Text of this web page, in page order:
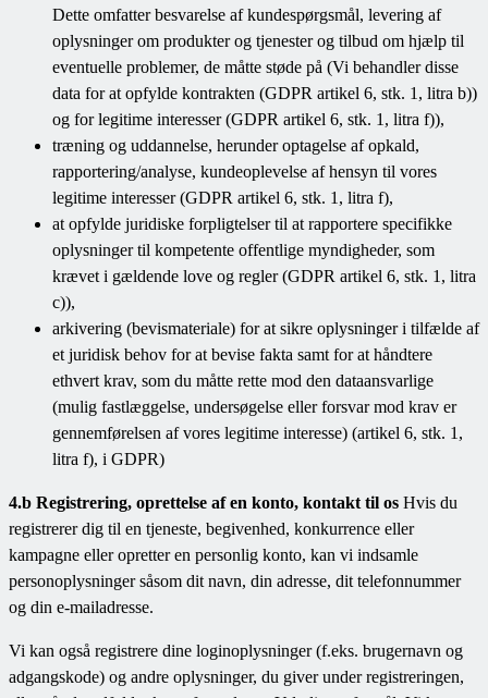
Dette omfatter besvarelse af kundespørgsmål, levering af
oplysninger om produkter og tjenester og tilbud om hjælp til
eventuelle problemer, de måtte støde på (Vi behandler disse
data for at opfylde kontrakten (GDPR artikel 6, stk. 1, litra b))
og for legitime interesser (GDPR artikel 6, stk. 1, litra f)),
træning og uddannelse, herunder optagelse af opkald,
rapportering/analyse, kundeoplevelse af hensyn til vores
legitime interesser (GDPR artikel 6, stk. 1, litra f),
at opfylde juridiske forpligtelser til at rapportere specifikke
oplysninger til kompetente offentlige myndigheder, som
krævet i gældende love og regler (GDPR artikel 6, stk. 1, litra
c)),
arkivering (bevismateriale) for at sikre oplysninger i tilfælde af
et juridisk behov for at bevise fakta samt for at håndtere
ethvert krav, som du måtte rette mod den dataansvarlige
(mulig fastlæggelse, undersøgelse eller forsvar mod krav er
gennemførelsen af vores legitime interesse) (artikel 6, stk. 1,
litra f), i GDPR)
4.b Registrering, oprettelse af en konto, kontakt til os Hvis du
registrerer dig til en tjeneste, begivenhed, konkurrence eller
kampagne eller opretter en personlig konto, kan vi indsamle
personoplysninger såsom dit navn, din adresse, dit telefonnummer
og din e-mailadresse.
Vi kan også registrere dine loginoplysninger (f.eks. brugernavn og
adgangskode) og andre oplysninger, du giver under registreringen,